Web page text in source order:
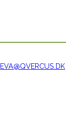
EVA@QVERCUS.DK